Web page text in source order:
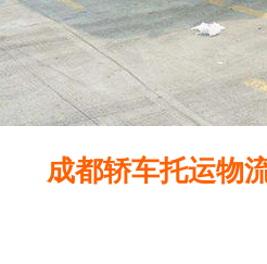
成都轿车托运物